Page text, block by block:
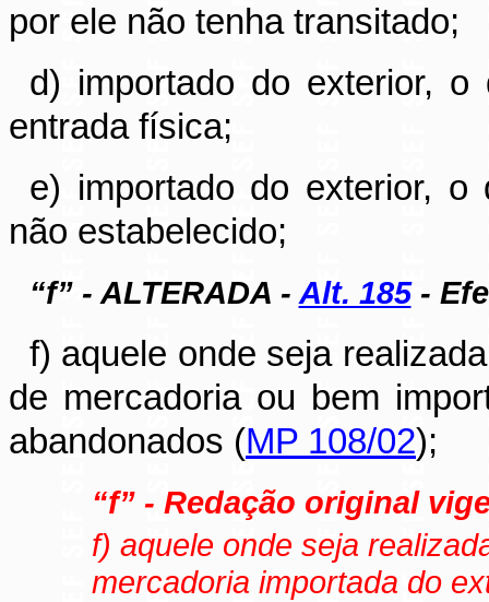
por ele não tenha transitado;
d) importado do exterior, o
entrada física;
e) importado do exterior, o
não estabelecido;
“f” - ALTERADA - Alt. 185-
f) aquele onde seja
de mercadoria ou bem
abandonados (MP 108/02);
“f” - Redação original
f) aquele onde seja
mercadoria importada do